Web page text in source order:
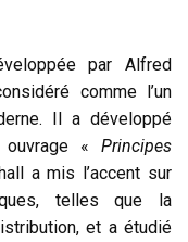
par Alfred
comme l’un
Il a développé
ouvrage « Principes
a mis l’accent sur
telles que la
et a étudié